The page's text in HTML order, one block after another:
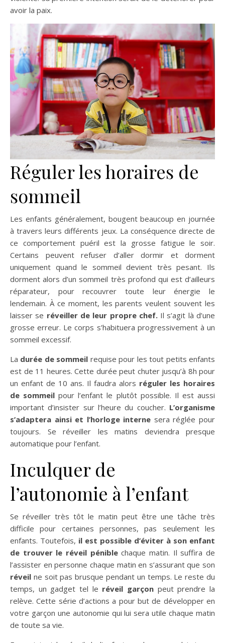
avoir la paix.
Réguler les horaires de
sommeil
Les enfants généralement, bougent beaucoup en journée
à travers leurs différents jeux. La conséquence directe de
ce comportement puéril est la grosse fatigue le soir.
Certains peuvent refuser d’aller dormir et dorment
uniquement quand le sommeil devient très pesant. Ils
dorment alors d’un sommeil très profond qui est d’ailleurs
réparateur, pour recouvrer toute leur énergie le
lendemain. À ce moment, les parents veulent souvent les
laisser se réveiller de leur propre chef.Il s’agit là d’une
grosse erreur. Le corps s’habituera progressivement à un
sommeil excessif.
La durée de sommeil requise pour les tout petits enfants
est de 11 heures. Cette durée peut chuter jusqu’à 8h pour
un enfant de 10 ans. Il faudra alors réguler les horaires
de sommeil pour l’enfant le plutôt possible. Il est aussi
important d’insister sur l’heure du coucher. L’organisme
s’adaptera ainsi et l’horloge interne sera réglée pour
toujours. Se réveiller les matins deviendra presque
automatique pour l’enfant.
Inculquer de
l’autonomie à l’enfant
Se réveiller très tôt le matin peut être une tâche très
difficile pour certaines personnes, pas seulement les
enfants. Toutefois, il est possible d’éviter à son enfant
de trouver le réveil péniblechaque matin. Il suffira de
l’assister en personne chaque matin en s’assurant que son
réveil ne soit pas brusque pendant un temps. Le reste du
temps, un gadget tel le réveil garçon peut prendre la
relève. Cette série d’actions a pour but de développer en
votre garçon une autonomie qui lui sera utile chaque matin
de toute sa vie.